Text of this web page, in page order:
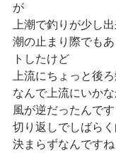
が
上潮で釣りが少し
潮の止まり際でも
トしたけど
上流にちょっと後ろ
なんで上流にいか
風が逆だったんです
切り返しでしばら
決まらずなんですね